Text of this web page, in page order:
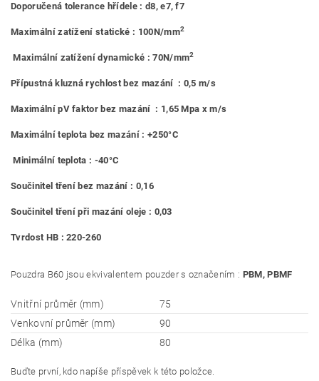
Doporučená tolerance hřídele : d8, e7, f7
Maximální zatížení statické : 100N/mm2
Maximální zatížení dynamické : 70N/mm2
Přípustná kluzná rychlost bez mazání : 0,5 m/s
Maximální pV faktor bez mazání : 1,65 Mpa x m/s
Maximální teplota bez mazání : +250°C
Minimální teplota : -40°C
Součinitel tření bez mazání : 0,16
Součinitel tření při mazání oleje : 0,03
Tvrdost HB : 220-260
Pouzdra B60 jsou ekvivalentem pouzder s označením : PBM, PBMF
Vnitřní průměr (mm)
75
Venkovní průměr (mm)
90
Délka (mm)
80
Buďte první, kdo napíše příspěvek k této položce.